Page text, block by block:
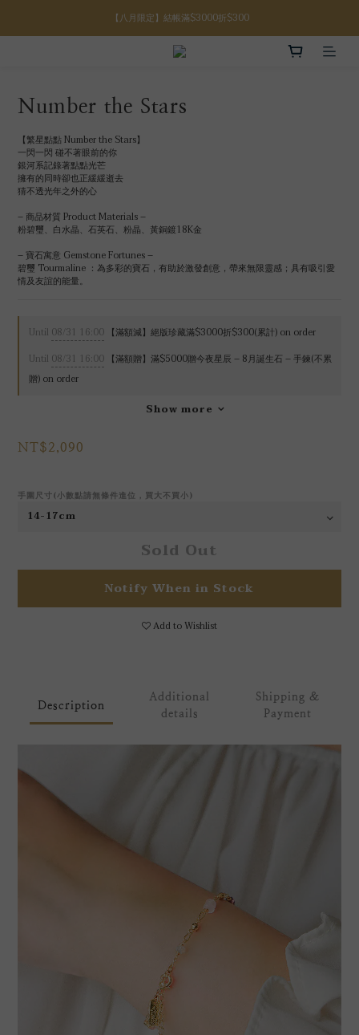
【八月限定】結帳滿$3000折$300
【註冊禮金】新註冊會員贈$100購物金
【滿額好禮】結帳滿$5000贈誕生石手鍊
Number the Stars
【繁星點點 Number the Stars】
一閃一閃 碰不著眼前的你
銀河系記錄著點點光芒
擁有的同時卻也正緩緩逝去
猜不透光年之外的心
– 商品材質 Product Materials –
粉碧璽、白水晶、石英石、粉晶、黃銅鍍18K金
– 寶石寓意 Gemstone Fortunes –
碧璽 Tourmaline ：為多彩的寶石，有助於激發創意，帶來無限靈感；具有吸引愛
情及友誼的能量。
Until 08/31 16:00 【滿額減】絕版珍藏滿$3000折$300(累計) on order
Until 08/31 16:00 【滿額贈】滿$5000贈今夜星辰 – 8月誕生石 – 手鍊(不累
贈) on order
Show more
NT$2,090
手圍尺寸(小數點請無條件進位，買大不買小)
Sold Out
Notify When in Stock
Add to Wishlist
Description
Additional
details
Shipping &
Payment